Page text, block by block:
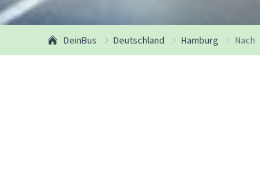
DeinBus Deutschland Hamburg Nach